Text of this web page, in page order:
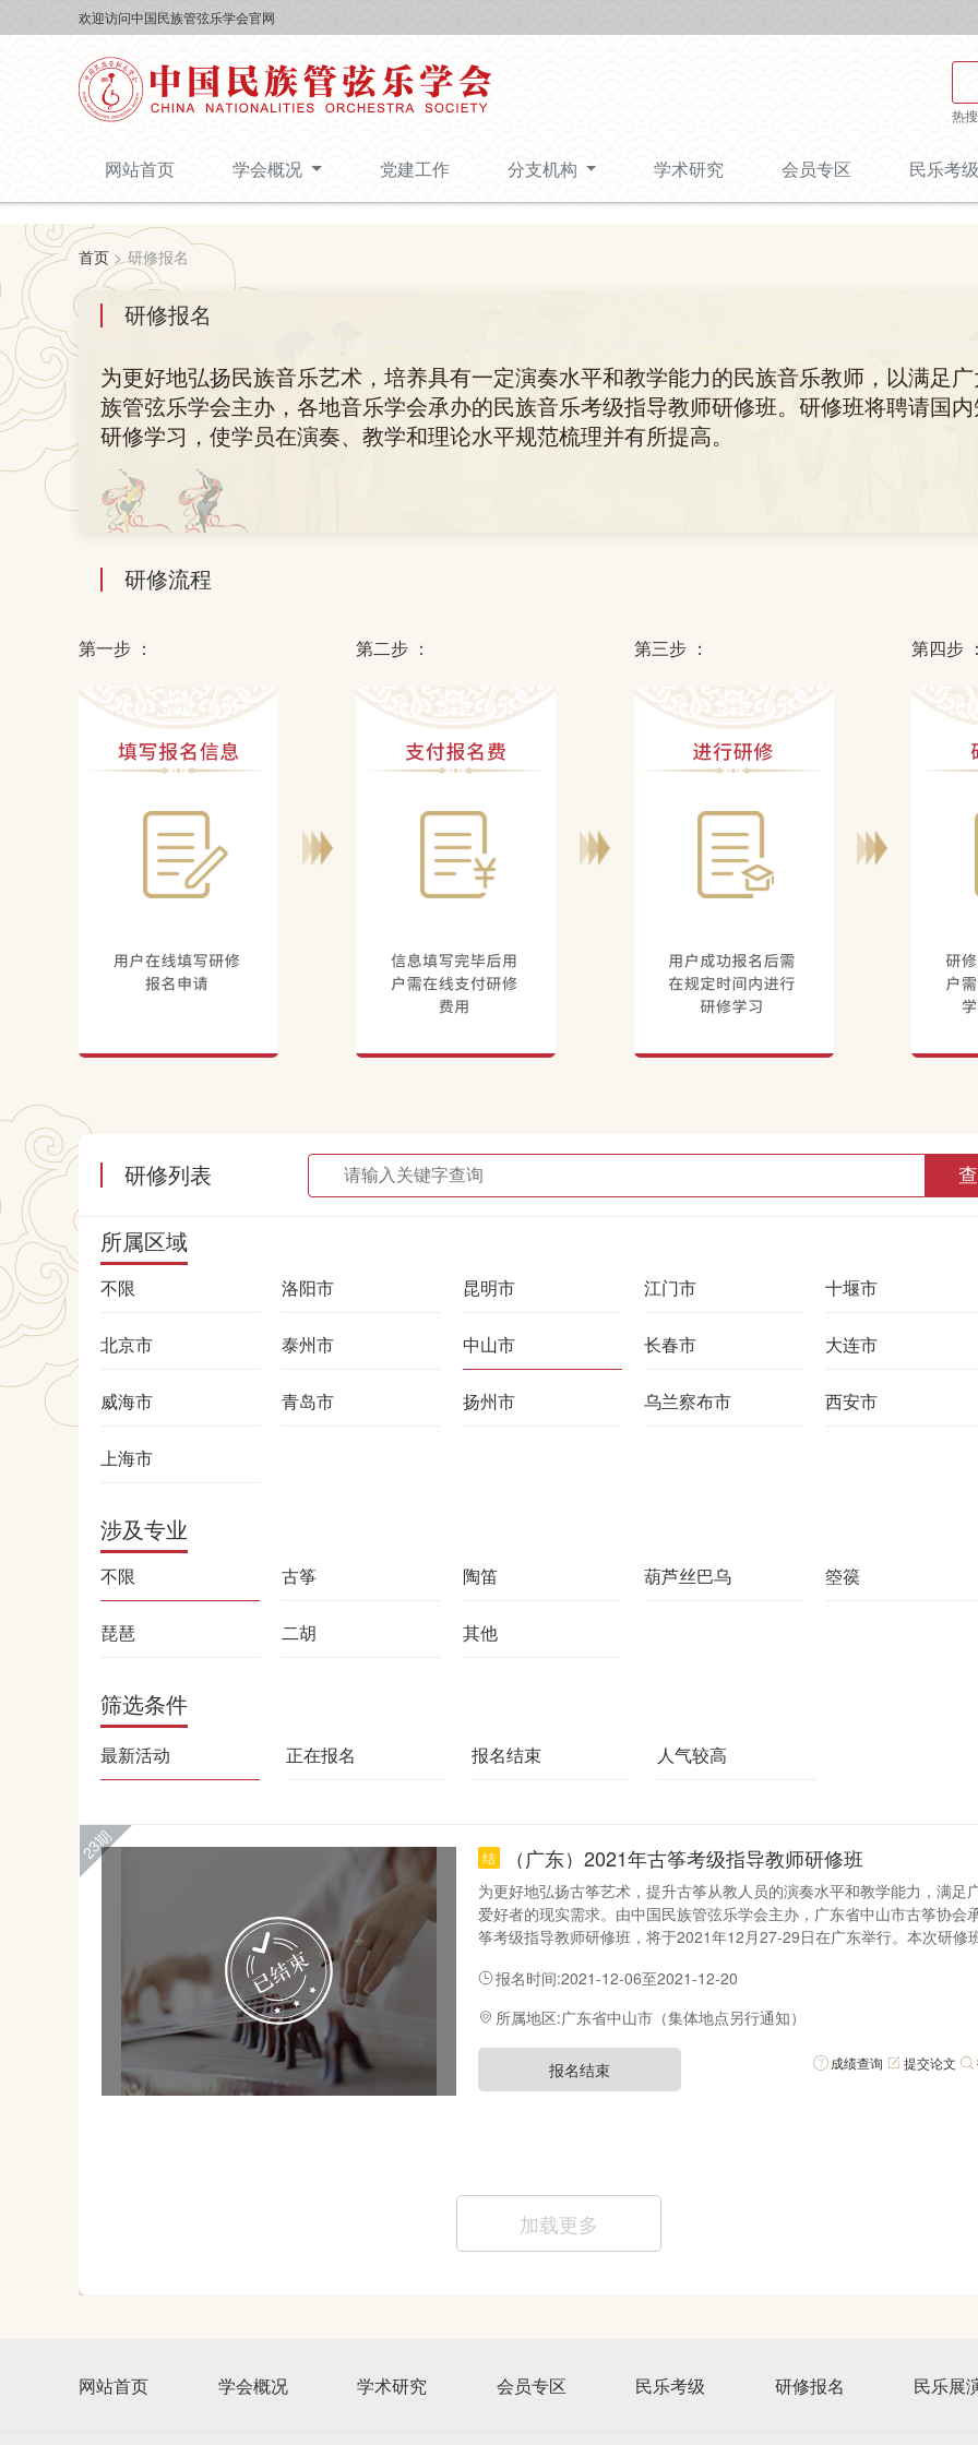
欢迎访问中国民族管弦乐学会官网
热
网站首页 学会概况 党建工作 分支机构 学术研究 会员专区 民乐考
首页 > 研修报名
研修报名
为更好地弘扬民族音乐艺术，培养具有一定演奏水平和教学能力的民族音乐教师，以满足
族管弦乐学会主办，各地音乐学会承办的民族音乐考级指导教师研修班。研修班将聘请国
研修学习，使学员在演奏、教学和理论水平规范梳理并有所提高。
研修流程
第一步 ： 第二步 ： 第三步 ： 第四步
研修列表
所属区域
不限 洛阳市 昆明市 江门市 十堰市
北京市 泰州市 中山市 长春市 大连市
威海市 青岛市 扬州市 乌兰察布市 西安市
上海市
涉及专业
不限 古筝 陶笛 葫芦丝巴乌 箜篌
琵琶 二胡 其他
筛选条件
最新活动 正在报名 报名结束 人气较高
23期 结 （广东）2021年古筝考级指导教师研修班
为更好地弘扬古筝艺术，提升古筝从教人员的演奏水平和教学能力，满足
爱好者的现实需求。由中国民族管弦乐学会主办，广东省中山市古筝协会
筝考级指导教师研修班，将于2021年12月27-29日在广东举行。本次研修
奏、教学和理论研究等方面规范梳理并有所提高。
报名时间:2021-12-06至2021-12-20
所属地区:广东省中山市（集体地点另行通知）
报名结束 成绩查询 提交论文
加载更多
网站首页 学会概况 学术研究 会员专区 民乐考级 研修报名 民乐展